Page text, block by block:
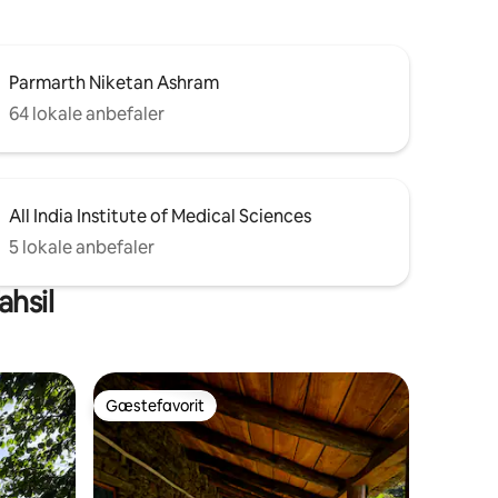
Parmarth Niketan Ashram
64 lokale anbefaler
All India Institute of Medical Sciences
5 lokale anbefaler
Gæstefavorit
Gæstefavorit